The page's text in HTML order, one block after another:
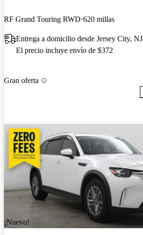
RF Grand Touring RWD 620 millas
Entrega a domicilio desde Jersey City, NJ
El precio incluye envío de $372
Gran oferta
¡Nuevo!